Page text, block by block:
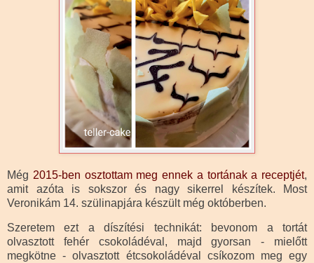
Még 2015-ben osztottam meg ennek a tortának a receptjét,
amit azóta is sokszor és nagy sikerrel készítek. Most
Veronikám 14. szülinapjára készült még októberben.
Szeretem ezt a díszítési technikát: bevonom a tortát
olvasztott fehér csokoládéval, majd gyorsan - mielőtt
megkötne - olvasztott étcsokoládéval csíkozom meg egy